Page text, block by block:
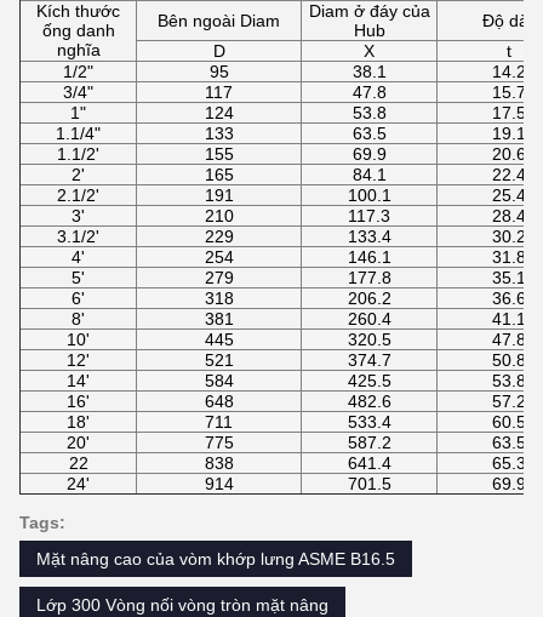
Kích thước
ống danh
nghĩa
Bên ngoài Diam
Diam ở đáy của
Hub
Độ dày
D
X
t
1/2"
95 38.1
14.2
3/4"
117 47.8
15.7
1"
124 53.8
17.5
1.1/4"
133 63.5
19.1
1.1/2'
155 69.9
20.6
2'
165 84.1
22.4
2.1/2'
191 100.1
25.4
3'
210 117.3
28.4
3.1/2'
229 133.4
30.2
4'
254 146.1
31.8
5'
279 177.8
35.1
6'
318 206.2
36.6
8'
381 260.4
41.1
10'
445 320.5
47.8
12'
521 374.7
50.8
14'
584 425.5
53.8
16'
648 482.6
57.2
18'
711 533.4
60.5
20'
775 587.2
63.5
22
838 641.4
65.3
24'
914 701.5
69.9
Tags:
Mặt nâng cao của vòm khớp lưng ASME B16.5
Lớp 300 Vòng nối vòng tròn mặt nâng